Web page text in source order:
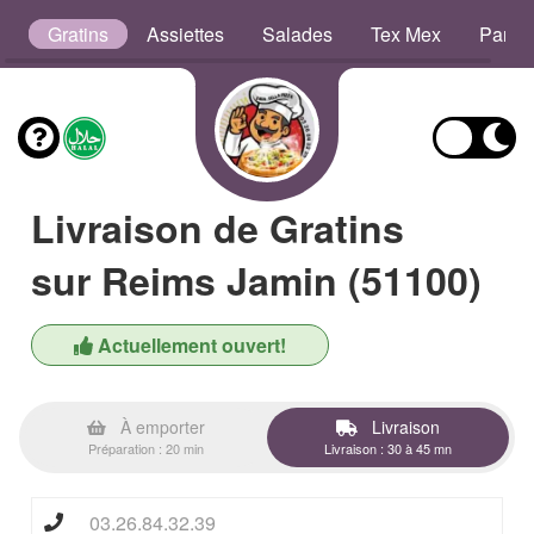
Gratins Assiettes Salades Tex Mex
Livraison de Gratins
sur Reims Jamin (51100)
Actuellement ouvert!
À emporter
Préparation : 20 min
Livraison
Livraison : 30 à 45 mn
03.26.84.32.39